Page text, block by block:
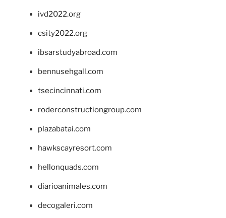
ivd2022.org
csity2022.org
ibsarstudyabroad.com
bennusehgall.com
tsecincinnati.com
roderconstructiongroup.com
plazabatai.com
hawkscayresort.com
hellonquads.com
diarioanimales.com
decogaleri.com